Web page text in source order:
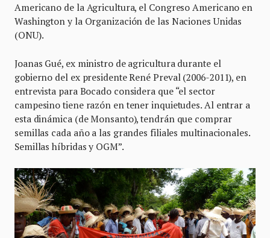
Americano de la Agricultura, el Congreso Americano en
Washington y la Organización de las Naciones Unidas
(ONU).
Joanas Gué, ex ministro de agricultura durante el
gobierno del ex presidente René Preval (2006-2011), en
entrevista para Bocado considera que “el sector
campesino tiene razón en tener inquietudes. Al entrar a
esta dinámica (de Monsanto), tendrán que comprar
semillas cada año a las grandes filiales multinacionales.
Semillas híbridas y OGM”.